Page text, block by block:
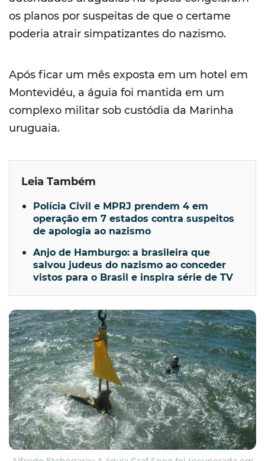
os planos por suspeitas de que o certame
poderia atrair simpatizantes do nazismo.
Após ficar um mês exposta em um hotel em
Montevidéu, a águia foi mantida em um
complexo militar sob custódia da Marinha
uruguaia.
Leia Também
Polícia Civil e MPRJ prendem 4 em
operação em 7 estados contra suspeitos
de apologia ao nazismo
Anjo de Hamburgo: a brasileira que
salvou judeus do nazismo ao conceder
vistos para o Brasil e inspira série de TV